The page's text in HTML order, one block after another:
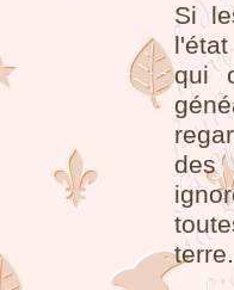
Si
qui
des
terre.